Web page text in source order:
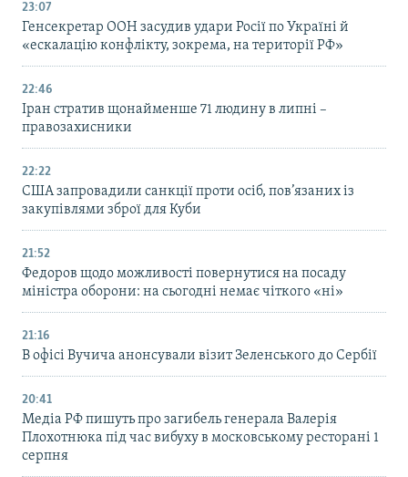
23:07
Генсекретар ООН засудив удари Росії по Україні й
«ескалацію конфлікту, зокрема, на території РФ»
22:46
Іран стратив щонайменше 71 людину в липні –
правозахисники
22:22
США запровадили санкції проти осіб, пов’язаних із
закупівлями зброї для Куби
21:52
Федоров щодо можливості повернутися на посаду
міністра оборони: на сьогодні немає чіткого «ні»
21:16
В офісі Вучича анонсували візит Зеленського до Сербії
20:41
Медіа РФ пишуть про загибель генерала Валерія
Плохотнюка під час вибуху в московському ресторані 1
серпня